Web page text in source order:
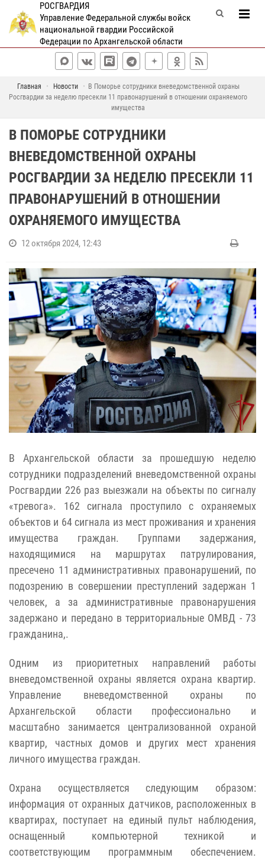
РОСГВАРДИЯ
Управление Федеральной службы войск
национальной гвардии Российской
Федерации по Архангельской области
Главная Новости
В Поморье сотрудники вневедомственной охраны
Росгвардии за неделю пресекли 11 правонарушений в отношении охраняемого
имущества
В ПОМОРЬЕ СОТРУДНИКИ
ВНЕВЕДОМСТВЕННОЙ ОХРАНЫ
РОСГВАРДИИ ЗА НЕДЕЛЮ ПРЕСЕКЛИ 11
ПРАВОНАРУШЕНИЙ В ОТНОШЕНИИ
ОХРАНЯЕМОГО ИМУЩЕСТВА
12 октября 2024, 12:43
В Архангельской области за прошедшую неделю
сотрудники подразделений вневедомственной охраны
Росгвардии 226 раз выезжали на объекты по сигналу
«тревога». 162 сигнала проступило с охраняемых
объектов и 64 сигнала из мест проживания и хранения
имущества граждан. Группами задержания,
находящимися на маршрутах патрулирования,
пресечено 11 административных правонарушений, по
подозрению в совершении преступлений задержан 1
человек, а за административные правонарушения
задержано и передано в территориальные ОМВД - 73
гражданина,.
Одним из приоритетных направлений работы
вневедомственной охраны является охрана квартир.
Управление вневедомственной охраны по
Архангельской области профессионально и
масштабно занимается централизованной охраной
квартир, частных домов и других мест хранения
личного имущества граждан.
Охрана осуществляется следующим образом:
информация от охранных датчиков, расположенных в
квартирах, поступает на единый пульт наблюдения,
оснащенный компьютерной техникой и
соответствующим программным обеспечением.